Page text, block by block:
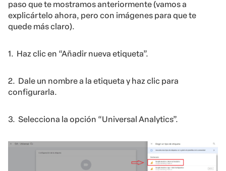
paso que te mostramos anteriormente (vamos a
explicártelo ahora, pero con imágenes para que te
quede más claro).
1. Haz clic en “Añadir nueva etiqueta”.
2. Dale un nombre a la etiqueta y haz clic para
configurarla.
3. Selecciona la opción “Universal Analytics”.